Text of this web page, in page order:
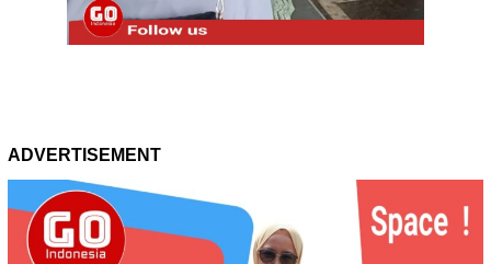
ADVERTISEMENT